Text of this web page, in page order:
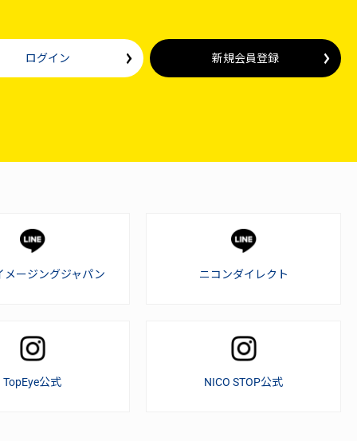
ログイン 新規会員登録
メージングジャパン ニコンダイレクト
TopEye公式 NICO STOP公式